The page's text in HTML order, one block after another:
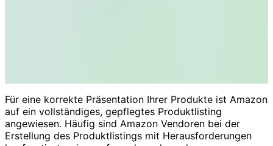
Für eine korrekte Präsentation Ihrer Produkte ist Amazon
auf ein vollständiges, gepflegtes Produktlisting
angewiesen. Häufig sind Amazon Vendoren bei der
Erstellung des Produktlistings mit Herausforderungen